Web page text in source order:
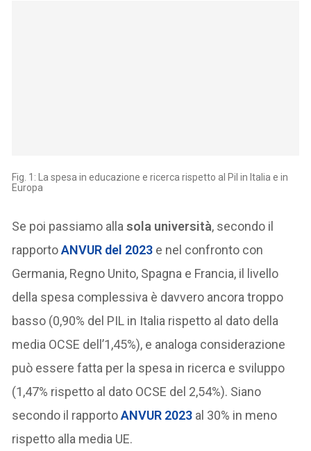
Fig. 1: La spesa in educazione e ricerca rispetto al Pil in Italia e in
Europa
Se poi passiamo allasola università, secondo il
rapportoANVUR del 2023 e nel confronto con
Germania, Regno Unito, Spagna e Francia, il livello
della spesa complessiva è davvero ancora troppo
basso (0,90% del PIL in Italia rispetto al dato della
media OCSE dell’1,45%), e analoga considerazione
può essere fatta per la spesa in ricerca e sviluppo
(1,47% rispetto al dato OCSE del 2,54%). Siano
secondo il rapportoANVUR 2023 al 30% in meno
rispetto alla media UE.